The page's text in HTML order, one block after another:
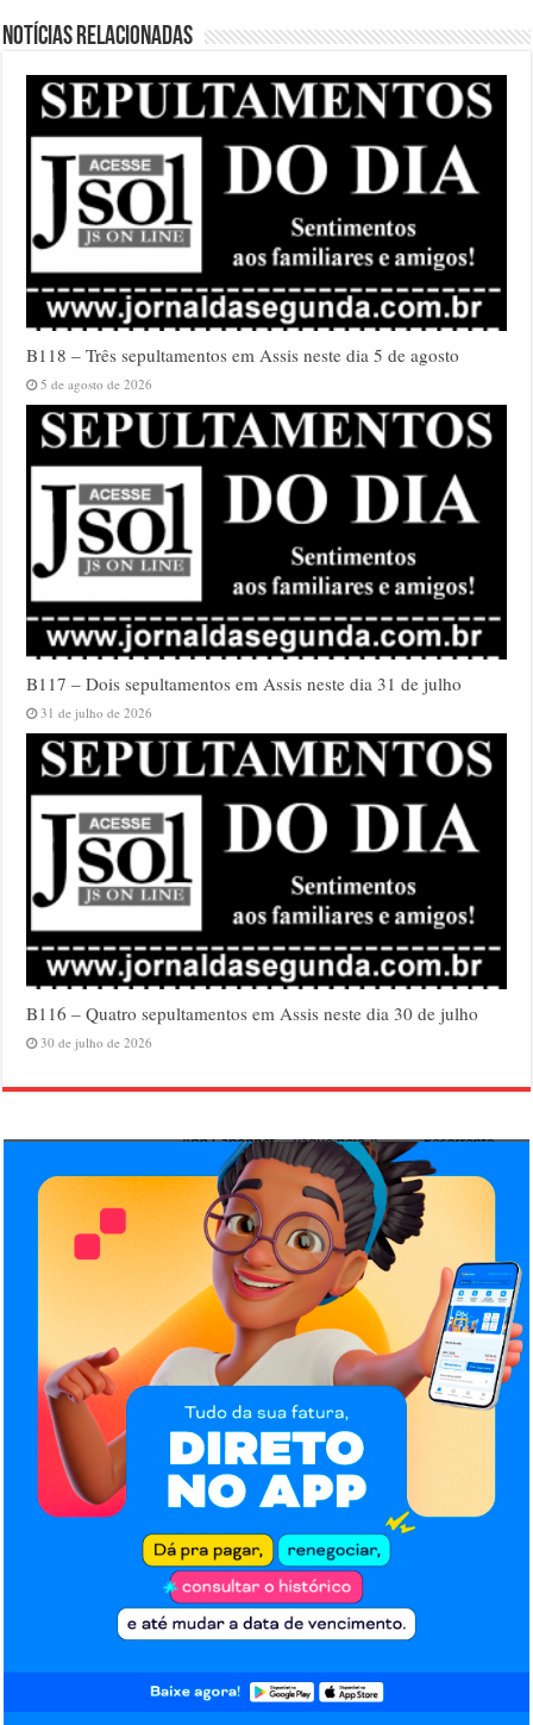
Notícias relacionadas
B118 – Três sepultamentos em Assis neste dia 5 de agosto
5 de agosto de 2026
B117 – Dois sepultamentos em Assis neste dia 31 de julho
31 de julho de 2026
B116 – Quatro sepultamentos em Assis neste dia 30 de julho
30 de julho de 2026